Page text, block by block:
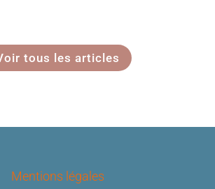
tous les articles
Mentions légales